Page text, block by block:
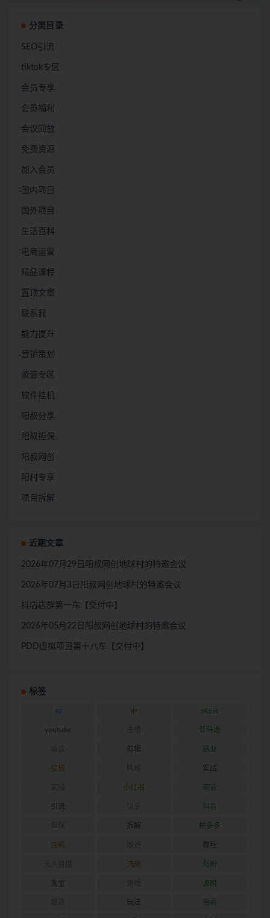
分类目录
SEO引流
tiktok专区
会员专享
会员福利
会议回放
免费资源
加入会员
国内项目
国外项目
生活百科
电商运营
精品课程
置顶文章
联系我
能力提升
营销策划
资源专区
软件挂机
阳叔分享
阳叔担保
阳叔网创
阳村专享
项目拆解
近期文章
2026年07月29日阳叔网创地球村的特邀会议
2026年07月3日阳叔网创地球村的特邀会议
抖店店群第一车【交付中】
2026年05月22日阳叔网创地球村的特邀会议
PDD虚拟项目第十八车【交付中】
标签
AI IP tiktok
youtube 亚马逊
剪辑 副业
变现 实战
小红书 带货
引流 抖音
拆解 拼多多
挂机 教程
流量 涨粉
淘宝 源码
玩法 电商